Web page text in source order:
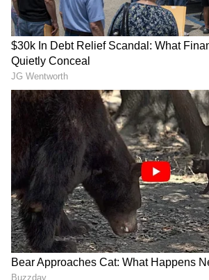
Related Articles
Birth Date: ఈ తేదీల్లో పుట్టినవారికి తిరుగులేదు,
పట్టిందల్లా బంగారమే..!
Zodiac signs: బయటకు ఒకటి, లోపల మరొకటి.. ఏ
రాశివారికి ఎలాంటి సీక్రెట్స్ ఉంటాయో తెలుసా?
4